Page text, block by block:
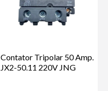
Contator Tripolar 50 Amp.
JX2-50.11 220V JNG